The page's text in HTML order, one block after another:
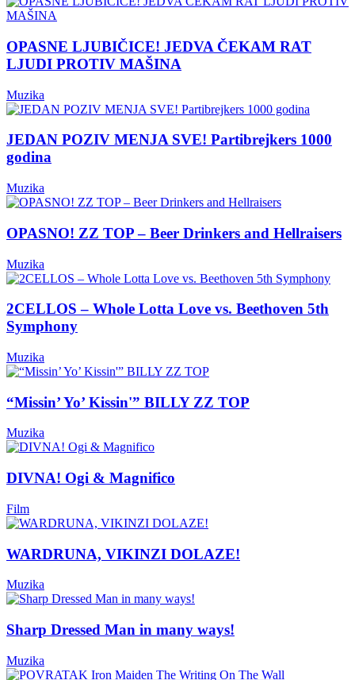
OPASNE LJUBIČICE! JEDVA ČEKAM RAT
LJUDI PROTIV MAŠINA
Muzika
JEDAN POZIV MENJA SVE! Partibrejkers 1000
godina
Muzika
OPASNO! ZZ TOP – Beer Drinkers and Hellraisers
Muzika
2CELLOS – Whole Lotta Love vs. Beethoven 5th
Symphony
Muzika
“Missin’ Yo’ Kissin'” BILLY ZZ TOP
Muzika
DIVNA! Ogi & Magnifico
Film
WARDRUNA, VIKINZI DOLAZE!
Muzika
Sharp Dressed Man in many ways!
Muzika